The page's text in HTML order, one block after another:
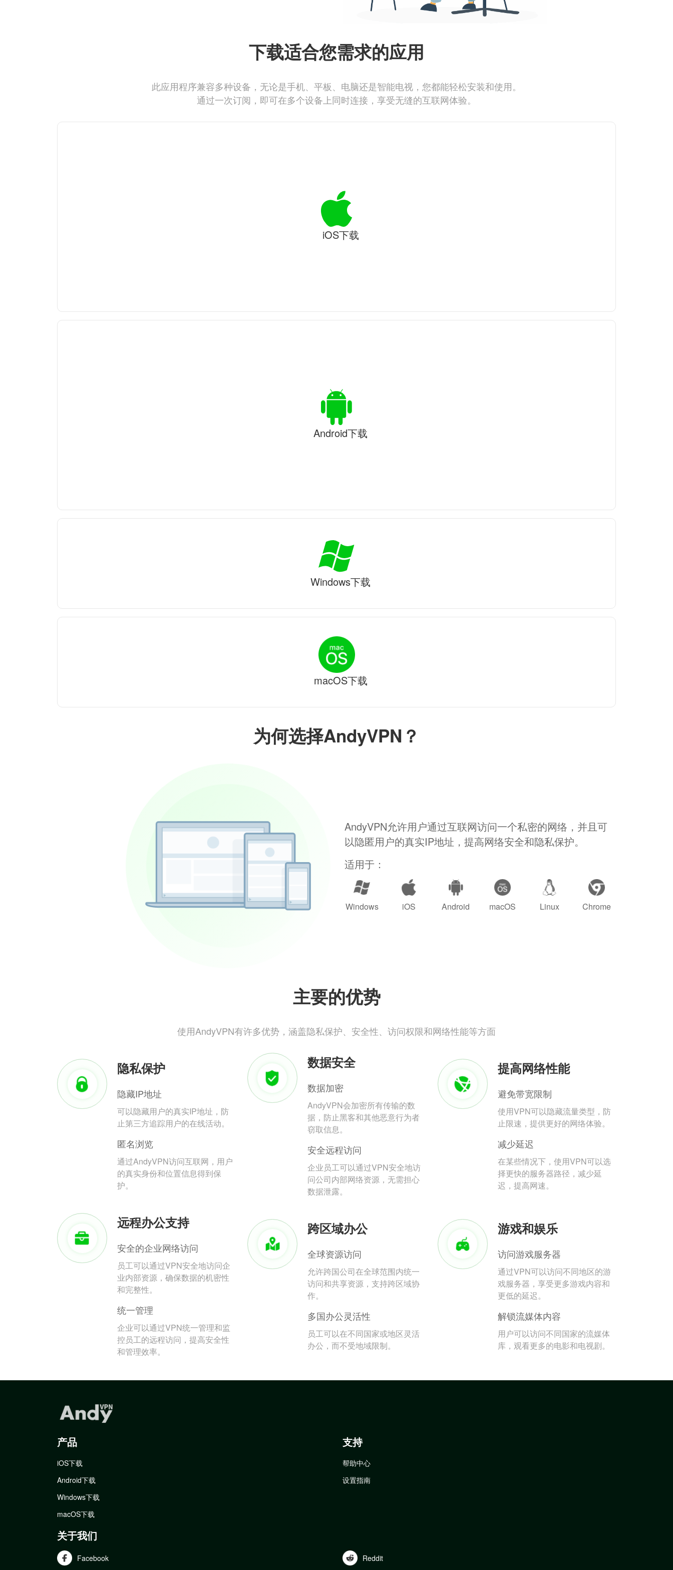
为何选择AndyVPN？
AndyVPN允许用户通过互联网访问一个私密的网络，并且可
以隐匿用户的真实IP地址，提高网络安全和隐私保护。
适用于：
Windows iOS Android macOS Linux Chrome
主要的优势
使用AndyVPN有许多优势，涵盖隐私保护、安全性、访问权限和网络性能等方面
隐私保护
隐藏IP地址
可以隐藏用户的真实IP地址，防
止第三方追踪用户的在线活动。
匿名浏览
通过AndyVPN访问互联网，用户
的真实身份和位置信息得到保
护。
数据安全
数据加密
AndyVPN会加密所有传输的数
据，防止黑客和其他恶意行为者
窃取信息。
安全远程访问
企业员工可以通过VPN安全地访
问公司内部网络资源，无需担心
数据泄露。
提高网络性能
避免带宽限制
使用VPN可以隐藏流量类型，防
止限速，提供更好的网络体验。
减少延迟
在某些情况下，使用VPN可以选
择更快的服务器路径，减少延
迟，提高网速。
远程办公支持
安全的企业网络访问
员工可以通过VPN安全地访问企
业内部资源，确保数据的机密性
和完整性。
统一管理
企业可以通过VPN统一管理和监
控员工的远程访问，提高安全性
和管理效率。
跨区域办公
全球资源访问
允许跨国公司在全球范围内统一
访问和共享资源，支持跨区域协
作。
多国办公灵活性
员工可以在不同国家或地区灵活
办公，而不受地域限制。
游戏和娱乐
访问游戏服务器
通过VPN可以访问不同地区的游
戏服务器，享受更多游戏内容和
更低的延迟。
解锁流媒体内容
用户可以访问不同国家的流媒体
库，观看更多的电影和电视剧。
下载适合您需求的应用
此应用程序兼容多种设备，无论是手机、平板、电脑还是智能电视，您都能轻松安装和使用。
通过一次订阅，即可在多个设备上同时连接，享受无缝的互联网体验。
iOS下载
Android下载
Windows下载
macOS下载
产品
iOS下载
Android下载
Windows下载
macOS下载
支持
帮助中心
设置指南
关于我们
Facebook Reddit